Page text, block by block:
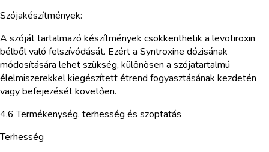
Szójakészítmények:
A szóját tartalmazó készítmények csökkenthetik a levotiroxin
bélből való felszívódását. Ezért a Syntroxine dózisának
módosítására lehet szükség, különösen a szójatartalmú
élelmiszerekkel kiegészített étrend fogyasztásának kezdetén
vagy befejezését követően.
4.6 Termékenység, terhesség és szoptatás
Terhesség